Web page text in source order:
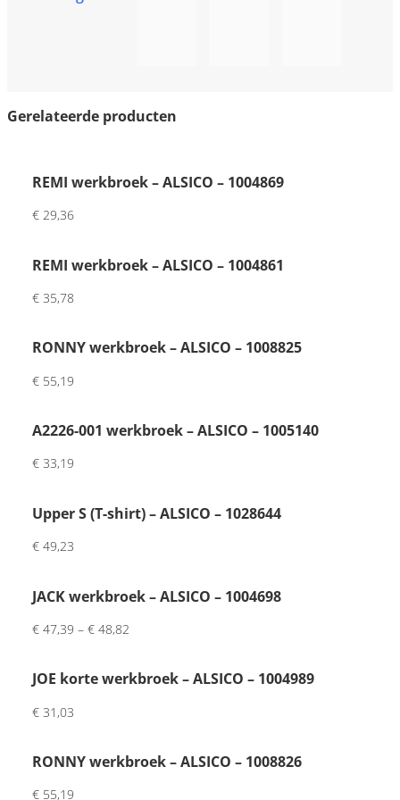
ange
erg
e
fijne
brief
inpa
vertr
want
Gerelateerde producten
REMI werkbroek – ALSICO – 1004869
€ 29,36
REMI werkbroek – ALSICO – 1004861
€ 35,78
RONNY werkbroek – ALSICO – 1008825
€ 55,19
A2226-001 werkbroek – ALSICO – 1005140
€ 33,19
Upper S (T-shirt) – ALSICO – 1028644
€ 49,23
JACK werkbroek – ALSICO – 1004698
€ 47,39 – € 48,82
JOE korte werkbroek – ALSICO – 1004989
€ 31,03
RONNY werkbroek – ALSICO – 1008826
€ 55,19